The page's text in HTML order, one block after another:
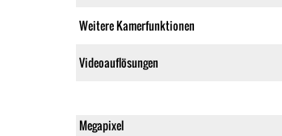
Weitere Kamerfunktionen
Videoauflösungen
Megapixel